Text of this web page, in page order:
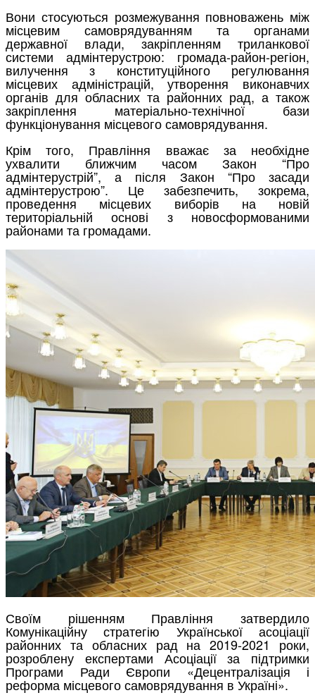
Вони стосуються розмежування повноважень між
місцевим самоврядуванням та органами
державної влади, закріпленням триланкової
системи адмінтерустрою: громада-район-регіон,
вилучення з конституційного регулювання
місцевих адміністрацій, утворення виконавчих
органів для обласних та районних рад, а також
закріплення матеріально-технічної бази
функціонування місцевого самоврядування.
Крім того, Правління вважає за необхідне
ухвалити ближчим часом Закон “Про
адмінтерустрій”, а після Закон “Про засади
адмінтерустрою”. Це забезпечить, зокрема,
проведення місцевих виборів на новій
територіальній основі з новосформованими
районами та громадами.
Своїм рішенням Правління затвердило
Комунікаційну стратегію Української асоціації
районних та обласних рад на 2019-2021 роки,
розроблену експертами Асоціації за підтримки
Програми Ради Європи «Децентралізація і
реформа місцевого самоврядування в Україні».